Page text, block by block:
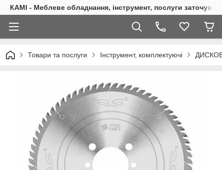
КАМІ - Меблеве обладнання, інструмент, послуги
Товари та послуги Інструмент, комплектуючі